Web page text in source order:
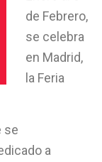
de Febrero,
se celebra
en Madrid,
la Feria
se
a